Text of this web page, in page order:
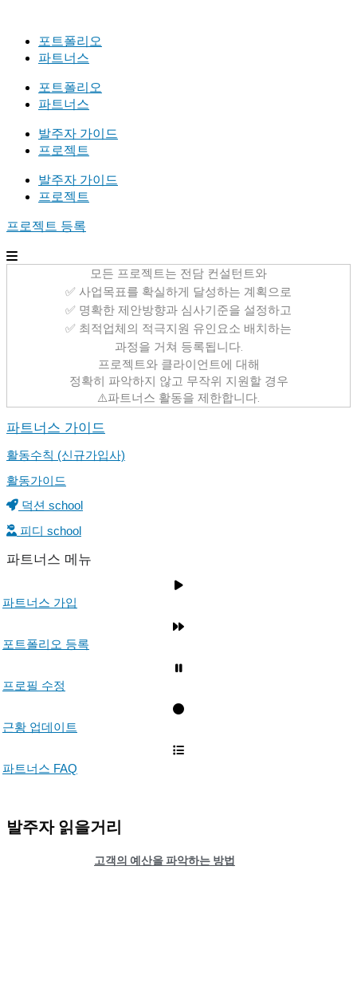
포트폴리오
파트너스
포트폴리오
파트너스
발주자 가이드
프로젝트
발주자 가이드
프로젝트
프로젝트 등록
모든 프로젝트는 전담 컨설턴트와
✅ 사업목표를 확실하게 달성하는 계획으로
✅ 명확한 제안방향과 심사기준을 설정하고
✅ 최적업체의 적극지원 유인요소 배치하는
과정을 거쳐 등록됩니다.
프로젝트와 클라이언트에 대해
정확히 파악하지 않고 무작위 지원할 경우
⚠️파트너스 활동을 제한합니다.
파트너스 가이드
활동수칙 (신규가입사)
활동가이드
덕션 school
피디 school
파트너스 메뉴
파트너스 가입
포트폴리오 등록
프로필 수정
근황 업데이트
파트너스 FAQ
발주자 읽을거리
고객의 예산을 파악하는 방법